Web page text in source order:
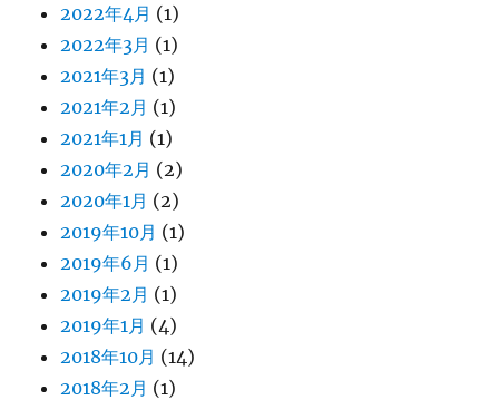
2022年4月 (1)
2022年3月 (1)
2021年3月 (1)
2021年2月 (1)
2021年1月 (1)
2020年2月 (2)
2020年1月 (2)
2019年10月 (1)
2019年6月 (1)
2019年2月 (1)
2019年1月 (4)
2018年10月 (14)
2018年2月 (1)